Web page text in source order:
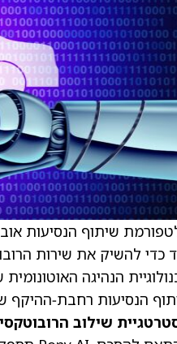
שיתוף הנסיעות
כדי להשיק את שירות
הנסיעות רחבת‑ההיקף
שילוב